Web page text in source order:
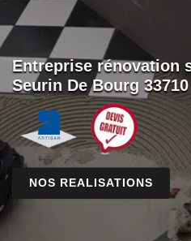
Entreprise rénovation
Seurin De Bourg 33710
NOS REALISATIONS